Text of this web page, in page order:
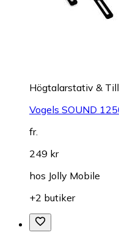
Högtalarstativ &
Vogels SOUND
fr.
249 kr
hos Jolly Mobile
+2 butiker